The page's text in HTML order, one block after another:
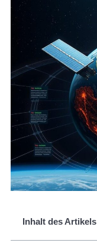
Inhalt des Artikels